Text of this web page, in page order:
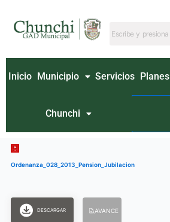
contenido
Inicio Municipio Servicios Planes
Chunchi
Ordenanza_028_2013_Pension_Jubilacion
DESCARGAR AVANCE